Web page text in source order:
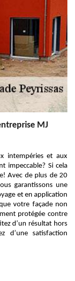
MJ
intempéries et aux
impeccable? Si cela
Avec de plus de 20
garantissons une
et en application
votre façade non
protégée contre
d’un résultat hors
d’une satisfaction